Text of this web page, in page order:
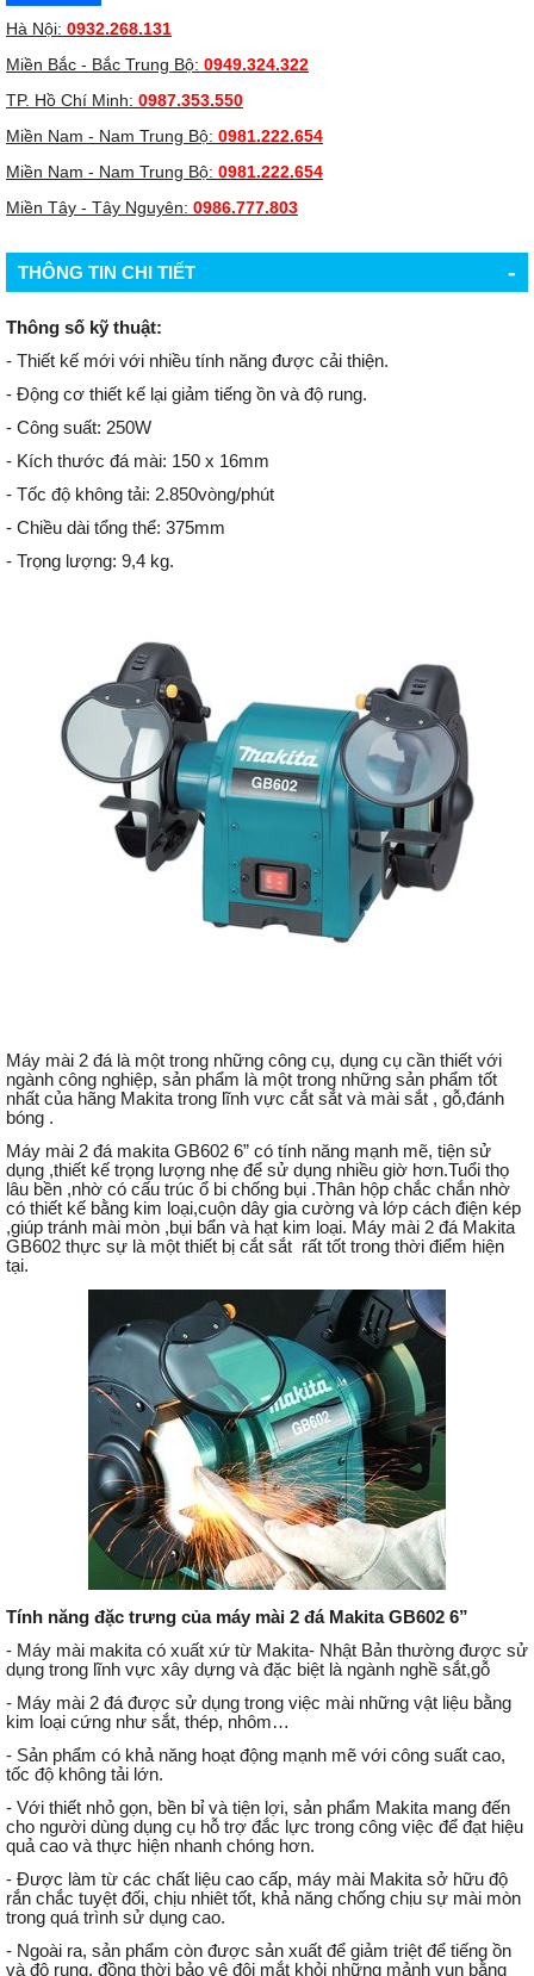
Hà Nội: 0932.268.131
Miền Bắc - Bắc Trung Bộ: 0949.324.322
TP. Hồ Chí Minh: 0987.353.550
Miền Nam - Nam Trung Bộ: 0981.222.654
Miền Nam - Nam Trung Bộ: 0981.222.654
Miền Tây - Tây Nguyên: 0986.777.803
THÔNG TIN CHI TIẾT -
Thông số kỹ thuật:
- Thiết kế mới với nhiều tính năng được cải thiện.
- Động cơ thiết kế lại giảm tiếng ồn và độ rung.
- Công suất: 250W
- Kích thước đá mài: 150 x 16mm
- Tốc độ không tải: 2.850vòng/phút
- Chiều dài tổng thể: 375mm
- Trọng lượng: 9,4 kg.
Máy mài 2 đá là một trong những công cụ, dụng cụ cần thiết với
ngành công nghiệp, sản phẩm là một trong những sản phẩm tốt
nhất của hãng Makita trong lĩnh vực cắt sắt và mài sắt , gỗ,đánh
bóng .
Máy mài 2 đá makita GB602 6” có tính năng mạnh mẽ, tiện sử
dụng ,thiết kế trọng lượng nhẹ để sử dụng nhiều giờ hơn.Tuổi thọ
lâu bền ,nhờ có cấu trúc ổ bi chống bụi .Thân hộp chắc chắn nhờ
có thiết kế bằng kim loại,cuộn dây gia cường và lớp cách điện kép
,giúp tránh mài mòn ,bụi bẩn và hạt kim loại. Máy mài 2 đá Makita
GB602 thực sự là một thiết bị cắt sắt rất tốt trong thời điểm hiện
tại.
Tính năng đặc trưng của máy mài 2 đá Makita GB602 6”
- Máy mài makita có xuất xứ từ Makita- Nhật Bản thường được sử
dụng trong lĩnh vực xây dựng và đặc biệt là ngành nghề sắt,gỗ
- Máy mài 2 đá được sử dụng trong việc mài những vật liệu bằng
kim loại cứng như sắt, thép, nhôm…
- Sản phẩm có khả năng hoạt động mạnh mẽ với công suất cao,
tốc độ không tải lớn.
- Với thiết nhỏ gọn, bền bỉ và tiện lợi, sản phẩm Makita mang đến
cho người dùng dụng cụ hỗ trợ đắc lực trong công việc để đạt hiệu
quả cao và thực hiện nhanh chóng hơn.
- Được làm từ các chất liệu cao cấp, máy mài Makita sở hữu độ
rắn chắc tuyệt đối, chịu nhiêt tốt, khả năng chống chịu sự mài mòn
trong quá trình sử dụng cao.
- Ngoài ra, sản phẩm còn được sản xuất để giảm triệt để tiếng ồn
và độ rung, đồng thời bảo vệ đôi mắt khỏi những mảnh vụn bằng